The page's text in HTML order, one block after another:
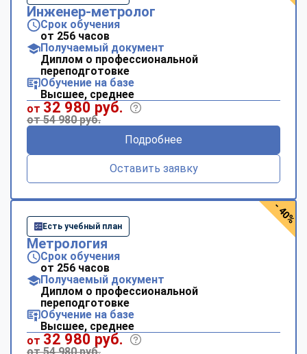
Инженер-метролог
Срок обучения
от 256 часов
Получаемый документ
Диплом о профессиональной
переподготовке
Обучение на базе
Высшее, среднее
от 32 980 руб.
от 54 980 руб.
Подробнее
Оставить заявку
Есть учебный план
Метрология
Срок обучения
от 256 часов
Получаемый документ
Диплом о профессиональной
переподготовке
Обучение на базе
Высшее, среднее
от 32 980 руб.
- 40%